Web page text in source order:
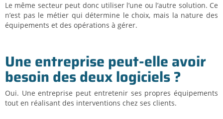
Le même secteur peut donc utiliser l’une ou l’autre solution. Ce
n’est pas le métier qui détermine le choix, mais la nature des
équipements et des opérations à gérer.
Une entreprise peut-elle avoir
besoin des deux logiciels ?
Oui. Une entreprise peut entretenir ses propres équipements
tout en réalisant des interventions chez ses clients.